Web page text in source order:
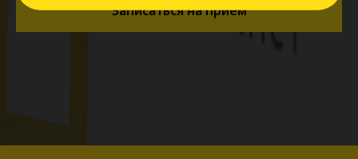
Записаться на прием